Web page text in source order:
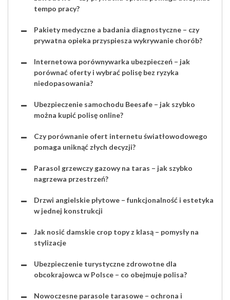
tempo pracy?
Pakiety medyczne a badania diagnostyczne – czy
prywatna opieka przyspiesza wykrywanie chorób?
Internetowa porównywarka ubezpieczeń – jak
porównać oferty i wybrać polisę bez ryzyka
niedopasowania?
Ubezpieczenie samochodu Beesafe – jak szybko
można kupić polisę online?
Czy porównanie ofert internetu światłowodowego
pomaga uniknąć złych decyzji?
Parasol grzewczy gazowy na taras – jak szybko
nagrzewa przestrzeń?
Drzwi angielskie płytowe – funkcjonalność i estetyka
w jednej konstrukcji
Jak nosić damskie crop topy z klasą – pomysły na
stylizacje
Ubezpieczenie turystyczne zdrowotne dla
obcokrajowca w Polsce – co obejmuje polisa?
Nowoczesne parasole tarasowe – ochrona i